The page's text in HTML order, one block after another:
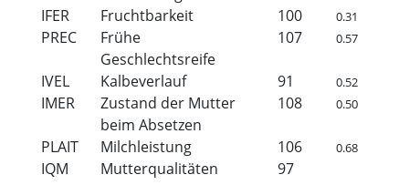
IFER Fruchtbarkeit 100 0.31
PREC
Frühe
Geschlechtsreife
107 0.57
IVEL Kalbeverlauf 91 0.52
IMER
Zustand der Mutter
beim Absetzen
108 0.50
PLAIT Milchleistung 106 0.68
IQM Mutterqualitäten
97